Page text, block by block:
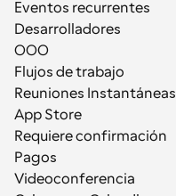
Eventos recurrentes
Desarrolladores
OOO
Flujos de trabajo
Reuniones Instantáneas
App Store
Requiere confirmación
Pagos
Videoconferencia